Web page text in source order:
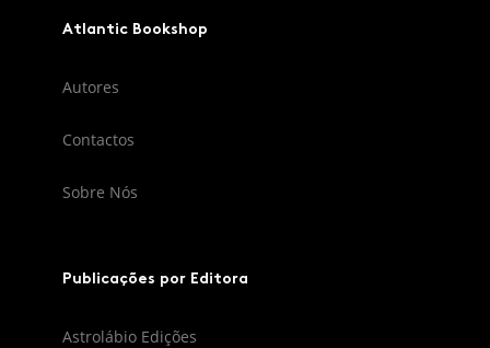
Atlantic Bookshop
Autores
Contactos
Sobre Nós
Publicações por Editora
Astrolábio Edições